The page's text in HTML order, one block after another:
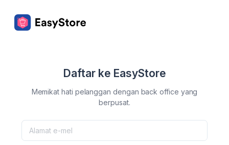
Daftar ke EasyStore
Memikat hati pelanggan dengan back office yang
berpusat.